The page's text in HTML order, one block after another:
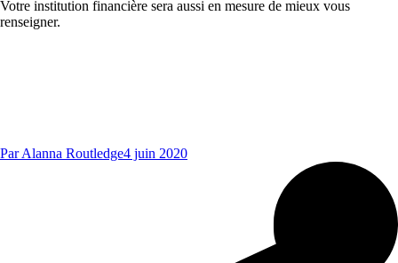
Votre institution financière sera aussi en mesure de mieux vous
renseigner.
ParAlanna Routledge4 juin 2020